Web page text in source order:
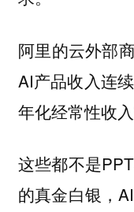
阿里的云外部
AI产品收入连
年化经常性收
这些都不是
的真金白银，